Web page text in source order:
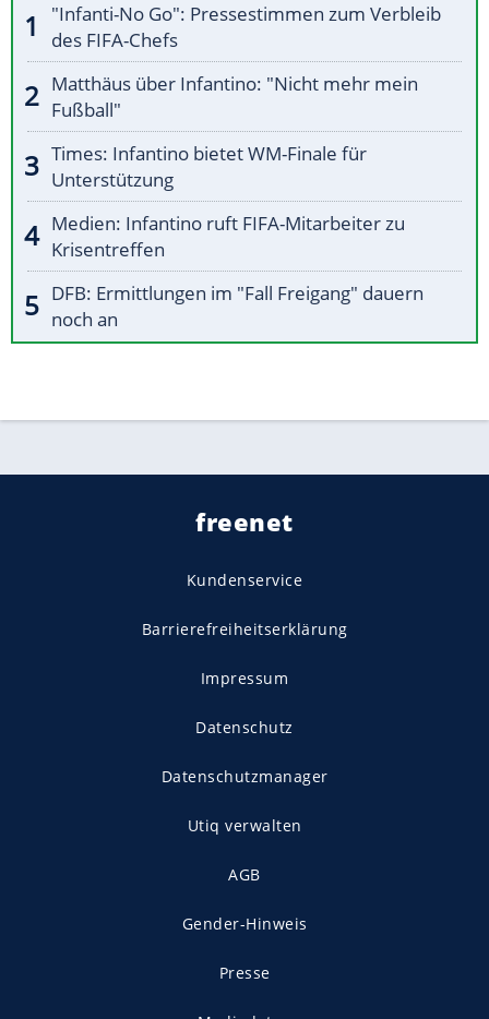
"Infanti-No Go": Pressestimmen zum Verbleib
des FIFA-Chefs
Matthäus über Infantino: "Nicht mehr mein
Fußball"
Times: Infantino bietet WM-Finale für
Unterstützung
Medien: Infantino ruft FIFA-Mitarbeiter zu
Krisentreffen
DFB: Ermittlungen im "Fall Freigang" dauern
noch an
freenet
Kundenservice
Barrierefreiheitserklärung
Impressum
Datenschutz
Datenschutzmanager
Utiq verwalten
AGB
Gender-Hinweis
Presse